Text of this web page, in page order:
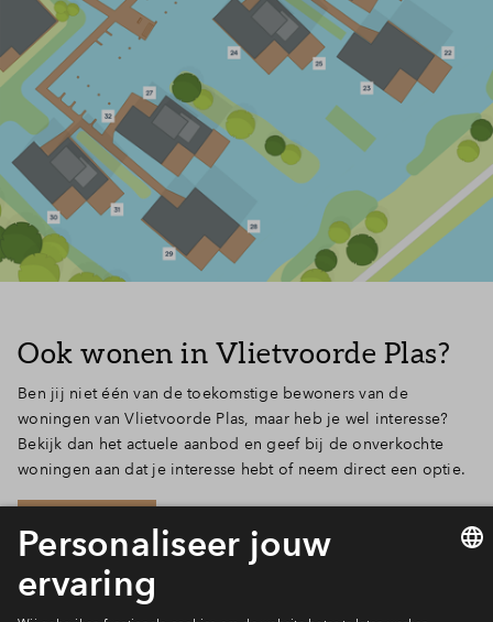
Ook wonen in Vlietvoorde Plas?
Ben jij niet één van de toekomstige bewoners van de
woningen van Vlietvoorde Plas, maar heb je wel interesse?
Bekijk dan het actuele aanbod en geef bij de onverkochte
woningen aan dat je interesse hebt of neem direct een optie.
Ja! Dat wil ik